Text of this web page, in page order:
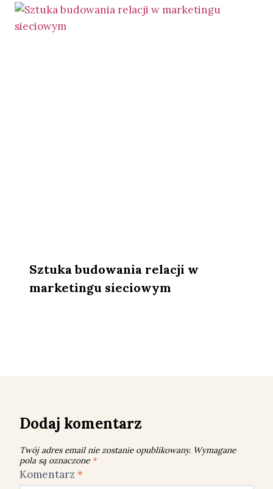
Sztuka budowania relacji w
marketingu sieciowym
Dodaj komentarz
Twój adres email nie zostanie opublikowany. Wymagane
pola są oznaczone *
Komentarz *